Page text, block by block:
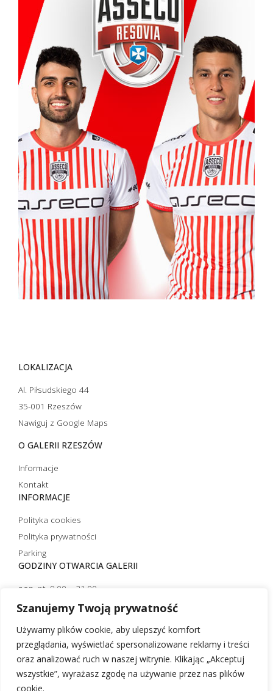
Szanujemy Twoją prywatność
Używamy plików cookie, aby ulepszyć komfort
przeglądania, wyświetlać spersonalizowane reklamy i treści
oraz analizować ruch w naszej witrynie. Klikając „Akceptuj
wszystkie”, wyrażasz zgodę na używanie przez nas plików
cookie.
LOKALIZACJA
Al. Piłsudskiego 44
35-001 Rzeszów
Nawiguj z Google Maps
O GALERII RZESZÓW
Informacje
Kontakt
INFORMACJE
Polityka cookies
Polityka prywatności
Parking
GODZINY OTWARCIA GALERII
pon.-pt. 9.00 – 21.00
sobota 10.00 – 21.00
niedziela niehandlowa 12.00 – 20.00 (czynna tylko strefa
restauracyjna)